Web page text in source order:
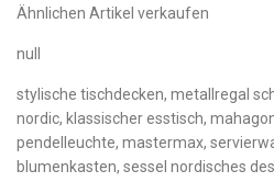
Ähnlichen Artikel verkaufen
null
stylische tischdecken, metallregal
nordic, klassischer esstisch,
pendelleuchte, mastermax,
blumenkasten, sessel nordisches